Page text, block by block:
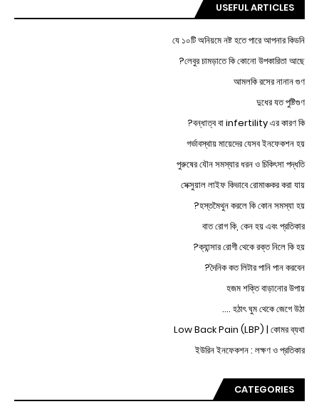
USEFUL ARTICLES
যে ১০টি অনিয়মে নষ্ট হতে পারে আপনার কিডনি
লেবুর চামড়াতে কি কোনো উপকারিতা আছে?
আমলকি রসের নানান গুণ
দুধের যত পুষ্টিগুণ
বন্ধাত্ব বা infertility এর কারণ কি?
গর্ভাবস্থায় মায়েদের যেসব ইনফেকশন হয়
পুরুষের যৌন সমস্যার ধরন ও চিকিৎসা পদ্ধতি
সেক্সুয়াল লাইফ কিভাবে রোমাঞ্চকর করা যায়
হস্তমৈথুন করলে কি কোন সমস্যা হয়?
বাত রোগ কি, কেন হয় এবং প্রতিকার
ক্যান্সার রোগী থেকে রক্ত নিলে কি হয়?
দৈনিক কত লিটার পানি পান করবেন?
হজম শক্তি বাড়ানোর উপায়
হঠাৎ ঘুম থেকে জেগে উঠা ....
Low Back Pain (LBP) | কোমর ব্যথা
ইউরিন ইনফেকশন : লক্ষণ ও প্রতিকার
CATEGORIES